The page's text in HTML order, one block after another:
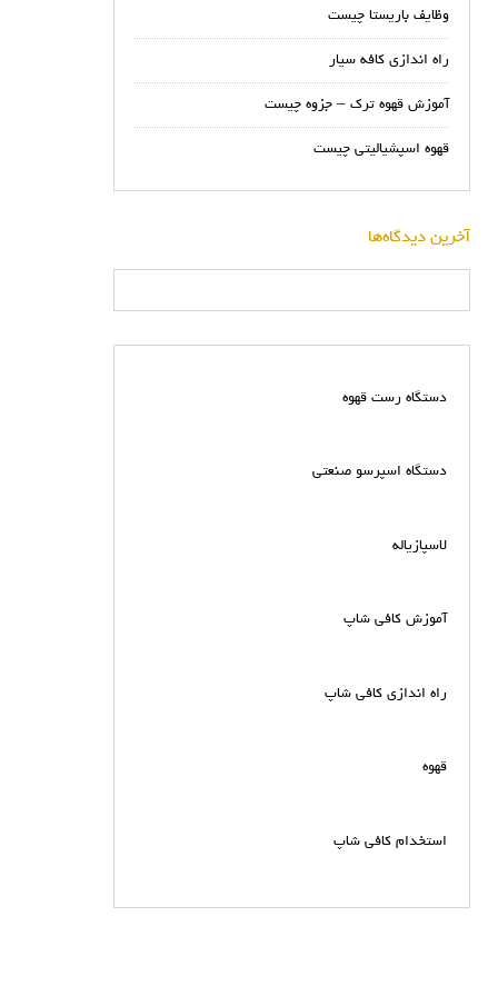
وظایف باریستا چیست
راه اندازی کافه سیار
آموزش قهوه ترک – جزوه چیست
قهوه اسپشیالیتی چیست
آخرین دیدگاه‌ها
دستگاه رست قهوه
دستگاه اسپرسو صنعتی
لاسپازیاله
آموزش کافی شاپ
راه اندازی کافی شاپ
قهوه
استخدام کافی شاپ